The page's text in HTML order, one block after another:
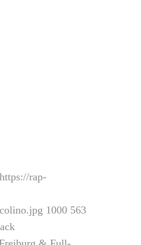
https://rap-
1000 563